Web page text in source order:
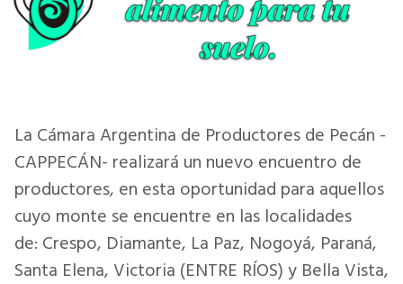
La Cámara Argentina de Productores de Pecán -
CAPPECÁN- realizará un nuevo encuentro de
productores, en esta oportunidad para aquellos
cuyo monte se encuentre en las localidades
de: Crespo, Diamante, La Paz, Nogoyá, Paraná,
Santa Elena, Victoria (ENTRE RÍOS) y Bella Vista,